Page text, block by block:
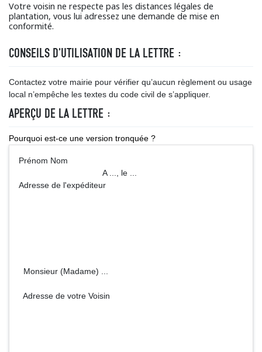
Votre voisin ne respecte pas les distances légales de
plantation, vous lui adressez une demande de mise en
conformité.
CONSEILS D'UTILISATION DE LA LETTRE :
Contactez votre mairie pour vérifier qu’aucun règlement ou usage
local n’empêche les textes du code civil de s’appliquer.
APERÇU DE LA LETTRE :
Pourquoi est-ce une version tronquée ?
Prénom Nom
A ..., le ...
Adresse de l'expéditeur
Monsieur (Madame) ...
Adresse de votre Voisin